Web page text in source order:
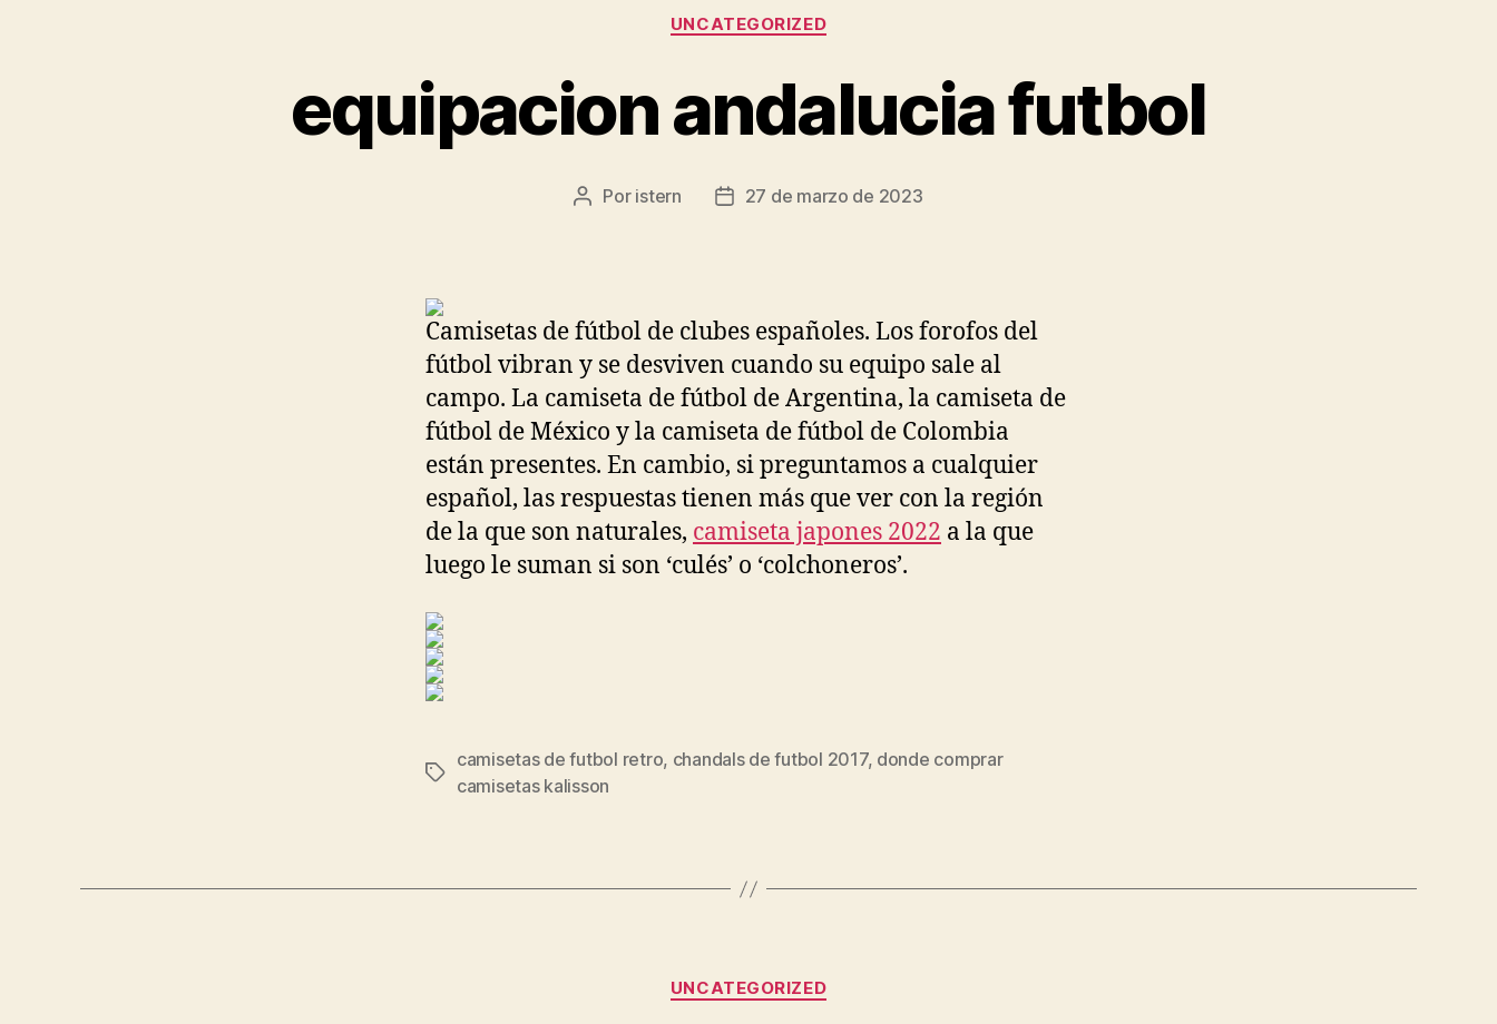
Categorías
UNCATEGORIZED
equipacion andalucia futbol
Autor
Por istern
Fecha27 de marzo de 2023
Camisetas de fútbol de clubes españoles. Los forofos del
fútbol vibran y se desviven cuando su equipo sale al
campo. La camiseta de fútbol de Argentina, la camiseta de
fútbol de México y la camiseta de fútbol de Colombia
están presentes. En cambio, si preguntamos a cualquier
español, las respuestas tienen más que ver con la región
de la que son naturales, camiseta japones 2022 a la que
luego le suman si son ‘culés’ o ‘colchoneros’.
Etiquetas
camisetas de futbol retro, chandals de futbol 2017, donde comprar
camisetas kalisson
Categorías
UNCATEGORIZED